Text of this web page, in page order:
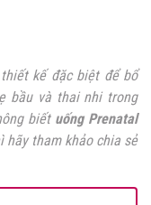
kế đặc biệt để bổ
bầu và thai nhi trong
biết uống Prenatal
hãy tham khảo chia sẻ